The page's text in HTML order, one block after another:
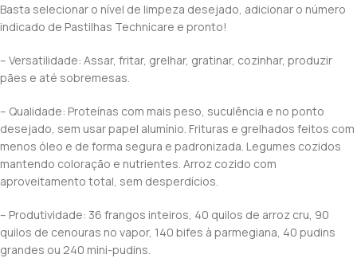
Basta selecionar o nível de limpeza desejado, adicionar o número
indicado de Pastilhas Technicare e pronto!
– Versatilidade: Assar, fritar, grelhar, gratinar, cozinhar, produzir
pães e até sobremesas.
– Qualidade: Proteínas com mais peso, suculência e no ponto
desejado, sem usar papel alumínio. Frituras e grelhados feitos com
menos óleo e de forma segura e padronizada. Legumes cozidos
mantendo coloração e nutrientes. Arroz cozido com
aproveitamento total, sem desperdícios.
– Produtividade: 36 frangos inteiros, 40 quilos de arroz cru, 90
quilos de cenouras no vapor, 140 bifes à parmegiana, 40 pudins
grandes ou 240 mini-pudins.